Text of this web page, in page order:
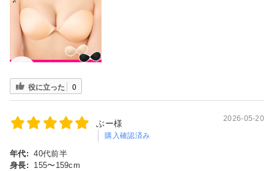
役に立った 0
ぶー様
購入確認済み
2026-05-20
年代: 40代前半
身長:
155〜159cm